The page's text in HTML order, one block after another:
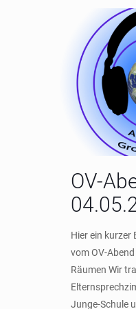
OV-
Hier ein kurzer
vom OV-
Räumen Wir
Junge-Schule